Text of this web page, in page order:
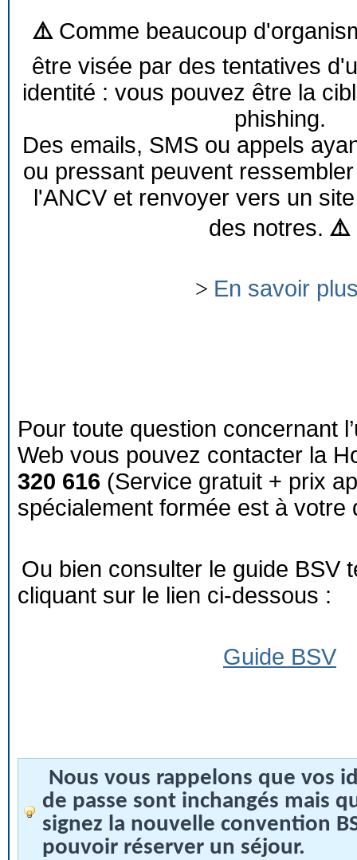
⚠️ Comme beaucoup
être visée par des tentatives
identité : vous pouvez être la
phishing.
Des emails, SMS ou appels
ou pressant peuvent
l'ANCV et renvoyer vers un
des notres. ⚠️
> En savoir
Pour toute question concernant
Web vous pouvez contacter la
320 616 (Service gratuit + prix
spécialement formée est à votre
Ou bien consulter le guide BSV
cliquant sur le lien ci-dessous :
Guide BSV
Nous vous rappelons que vos
de passe sont inchangés mais
signez la nouvelle convention
pouvoir réserver un séjour.